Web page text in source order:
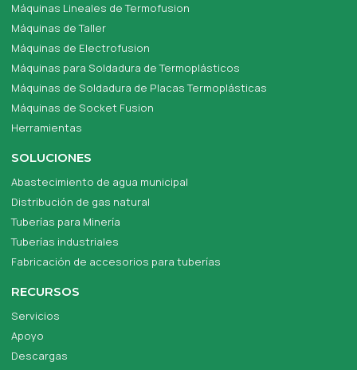
Máquinas Lineales de Termofusion
Máquinas de Taller
Máquinas de Electrofusion
Máquinas para Soldadura de Termoplásticos
Máquinas de Soldadura de Placas Termoplásticas
Máquinas de Socket Fusion
Herramientas
SOLUCIONES
Abastecimiento de agua municipal
Distribución de gas natural
Tuberías para Minería
Tuberías industriales
Fabricación de accesorios para tuberías
RECURSOS
Servicios
Apoyo
Descargas